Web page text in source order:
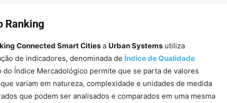
Ranking
Connected Smart Cities a Urban Systems utiliza
de indicadores, denominada de Índice de Qualidade
do Índice Mercadológico permite que se parta de valores
variam em natureza, complexidade e unidades de medida
que podem ser analisados e comparados em uma mesma